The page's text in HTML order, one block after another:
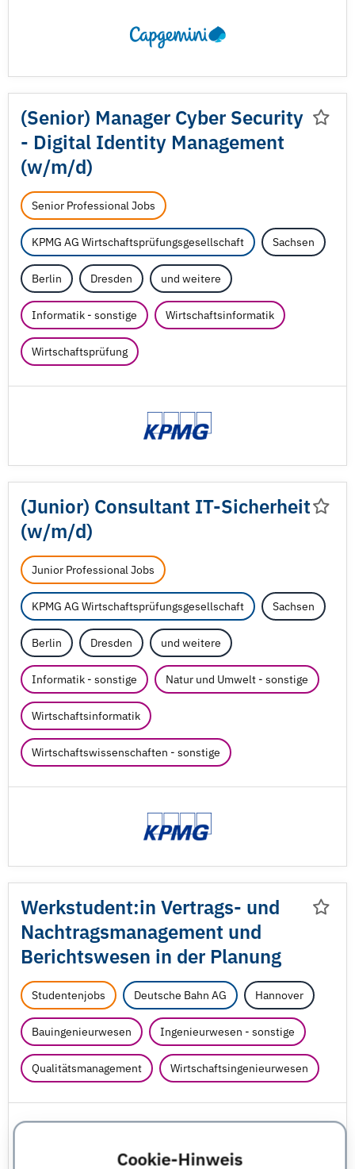
Cookie-Hinweis
(Senior) Manager Cyber Security
- Digital Identity Management
(w/m/d)
Senior Professional Jobs
KPMG AG Wirtschaftsprüfungsgesellschaft Sachsen
Berlin Dresden und weitere
Informatik - sonstige Wirtschaftsinformatik
Wirtschaftsprüfung
(Junior) Consultant IT-Sicherheit
(w/m/d)
Junior Professional Jobs
KPMG AG Wirtschaftsprüfungsgesellschaft Sachsen
Berlin Dresden und weitere
Informatik - sonstige Natur und Umwelt - sonstige
Wirtschaftsinformatik
Wirtschaftswissenschaften - sonstige
Werkstudent:in Vertrags- und
Nachtragsmanagement und
Berichtswesen in der Planung
Studentenjobs Deutsche Bahn AG Hannover
Bauingenieurwesen Ingenieurwesen - sonstige
Qualitätsmanagement Wirtschaftsingenieurwesen